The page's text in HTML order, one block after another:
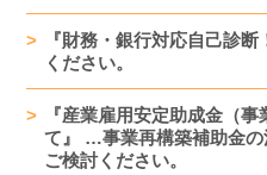
『財務・銀行対応自己診
ください。
『産業雇用安定助成金（
て』 …事業再構築補助金
ご検討ください。